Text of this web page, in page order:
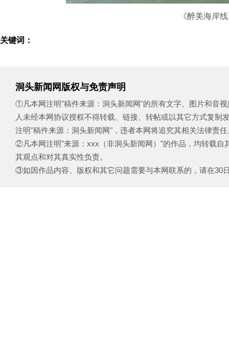
《醉美海岸
关键词：
洞头新闻网版权与免责声明
①凡本网注明"稿件来源：洞头新闻网"的所有文字、图片和音
人未经本网协议授权不得转载、链接、转帖或以其它方式复
注明"稿件来源：洞头新闻网"，违者本网将追究其相关法律责任
②凡本网注明"来源：xxx（非洞头新闻网）"的作品，均转载自
其观点和对其真实性负责。
③如因作品内容、版权和其它问题需要与本网联系的，请在30